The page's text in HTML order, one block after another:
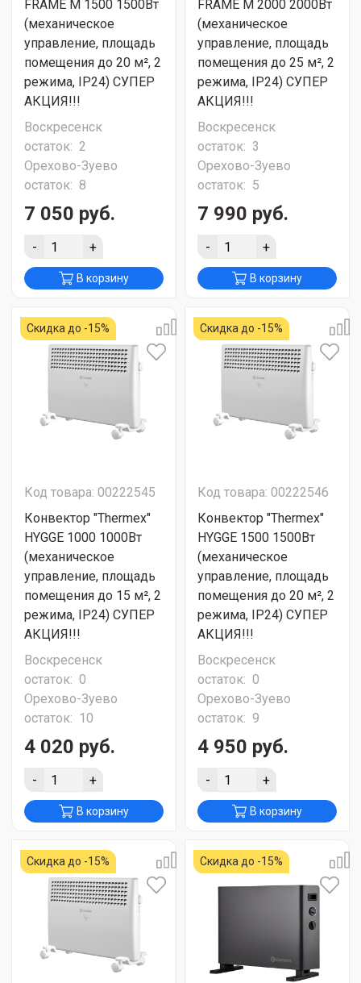
FRAME M 1500 1500Вт
(механическое
управление, площадь
помещения до 20 м², 2
режима, IP24) СУПЕР
АКЦИЯ!!!
Воскресенск
остаток: 2
Орехово-Зуево
остаток: 8
7 050 руб.
- +
В корзину
FRAME M 2000 2000Вт
(механическое
управление, площадь
помещения до 25 м², 2
режима, IP24) СУПЕР
АКЦИЯ!!!
Воскресенск
остаток: 3
Орехово-Зуево
остаток: 5
7 990 руб.
- +
В корзину
Скидка до -15%
Код товара: 00222545
Конвектор "Thermex"
HYGGE 1000 1000Вт
(механическое
управление, площадь
помещения до 15 м², 2
режима, IP24) СУПЕР
АКЦИЯ!!!
Воскресенск
остаток: 0
Орехово-Зуево
остаток: 10
4 020 руб.
- +
В корзину
Скидка до -15%
Код товара: 00222546
Конвектор "Thermex"
HYGGE 1500 1500Вт
(механическое
управление, площадь
помещения до 20 м², 2
режима, IP24) СУПЕР
АКЦИЯ!!!
Воскресенск
остаток: 0
Орехово-Зуево
остаток: 9
4 950 руб.
- +
В корзину
Скидка до -15% Скидка до -15%